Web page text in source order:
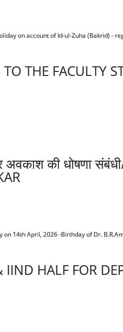
on account of Id-ul-Zuha (Bakrid) -
THE FACULTY
की धोषणा
on 14th April, 2026 -Birthday of Dr.
HALF FOR